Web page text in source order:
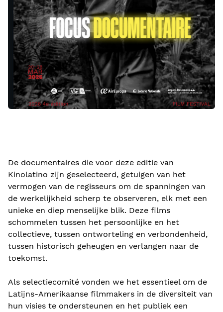
De documentaires die voor deze editie van
Kinolatino zijn geselecteerd, getuigen van het
vermogen van de regisseurs om de spanningen van
de werkelijkheid scherp te observeren, elk met een
unieke en diep menselijke blik. Deze films
schommelen tussen het persoonlijke en het
collectieve, tussen ontworteling en verbondenheid,
tussen historisch geheugen en verlangen naar de
toekomst.
Als selectiecomité vonden we het essentieel om de
Latijns-Amerikaanse filmmakers in de diversiteit van
hun visies te ondersteunen en het publiek een